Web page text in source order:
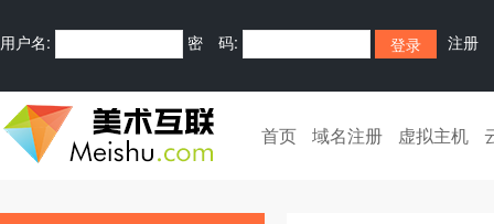
用户名: 密 码: 注册
首页 域名注册 虚拟主机